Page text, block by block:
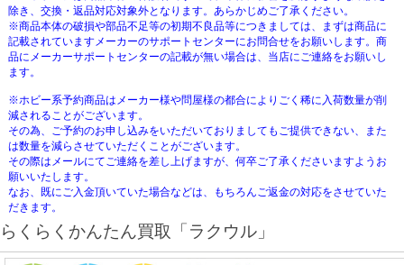
除き、交換・返品対応対象外となります。あらかじめご了承ください。
※商品本体の破損や部品不足等の初期不良品等につきましては、まずは商品に
記載されていますメーカーのサポートセンターにお問合せをお願いします。商
品にメーカーサポートセンターの記載が無い場合は、当店にご連絡をお願いし
ます。
※ホビー系予約商品はメーカー様や問屋様の都合によりごく稀に入荷数量が削
減されることがございます。
その為、ご予約のお申し込みをいただいておりましてもご提供できない、また
は数量を減らさせていただくことがございます。
その際はメールにてご連絡を差し上げますが、何卒ご了承くださいますようお
願いいたします。
なお、既にご入金頂いていた場合などは、もちろんご返金の対応をさせていた
だきます。
らくらくかんたん買取「ラクウル」